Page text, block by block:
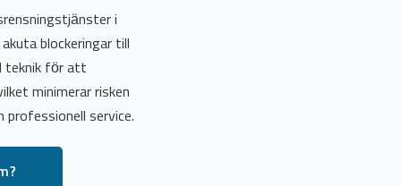
i
blockeringar till
teknik för att
minimerar risken
service.